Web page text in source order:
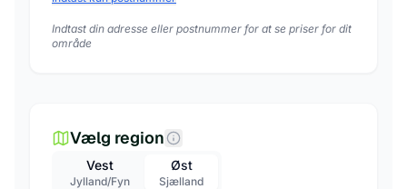
Indtast din adresse eller postnummer for at se priser for dit
område
Vælg region
Vest
Jylland/Fyn
Øst
Sjælland